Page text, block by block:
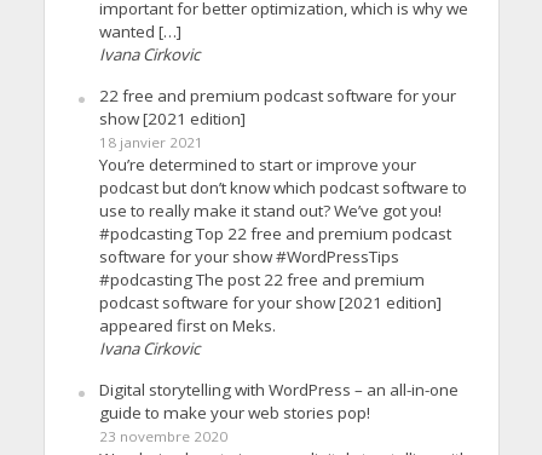
important for better optimization, which is why we
wanted […]
Ivana Cirkovic
22 free and premium podcast software for your
show [2021 edition]
18 janvier 2021
You’re determined to start or improve your
podcast but don’t know which podcast software to
use to really make it stand out? We’ve got you!
#podcasting Top 22 free and premium podcast
software for your show #WordPressTips
#podcasting The post 22 free and premium
podcast software for your show [2021 edition]
appeared first on Meks.
Ivana Cirkovic
Digital storytelling with WordPress – an all-in-one
guide to make your web stories pop!
23 novembre 2020